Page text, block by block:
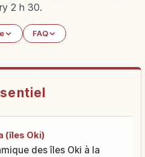
2 h 30.
FAQ
(îles Oki)
des îles Oki à la